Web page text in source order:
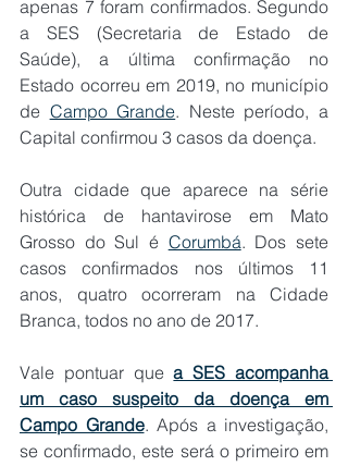
apenas 7 foram confirmados. Segundo
a SES (Secretaria de Estado de
Saúde), a última confirmação no
Estado ocorreu em 2019, no município
de Campo Grande. Neste período, a
Capital confirmou 3 casos da doença.
Outra cidade que aparece na série
histórica de hantavirose em Mato
Grosso do Sul é Corumbá. Dos sete
casos confirmados nos últimos 11
anos, quatro ocorreram na Cidade
Branca, todos no ano de 2017.
Vale pontuar que a SES acompanha
um caso suspeito da doença em
Campo Grande. Após a investigação,
se confirmado, este será o primeiro em